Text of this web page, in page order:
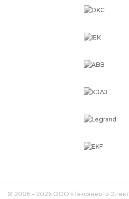
© 2006 – 2026 ООО «Тэксэнерго